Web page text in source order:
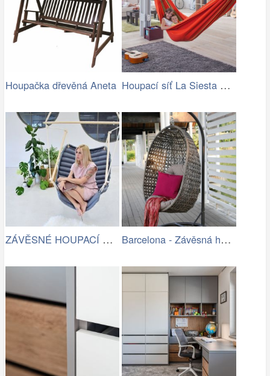
Houpačka dřevěná Aneta Houpací síť La Siesta Flora Family …
ZÁVĚSNÉ HOUPACÍ KŘESLO CHILLO, ŠEDÉ Barcelona - Závěsná houpačka (šedá)